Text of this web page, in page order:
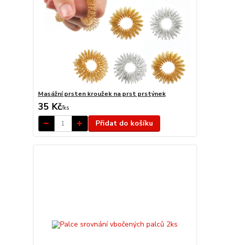
Masážní prsten kroužek na prst prstýnek
35 Kč/ks
Přidat do košíku